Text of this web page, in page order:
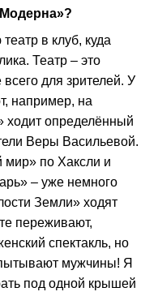
в клуб, куда
Театр – это
для зрителей. У
например, на
определённый
Веры Васильевой.
мир» по Хаксли и
– уже немного
Земли» ходят
переживают,
спектакль, но
мужчины! Я
под одной крышей